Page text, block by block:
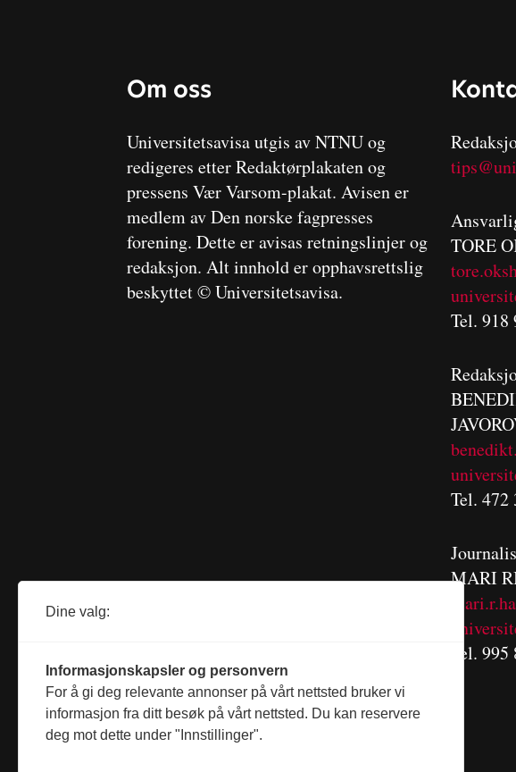
Om oss
Universitetsavisa utgis av NTNU og
redigeres etter Redaktørplakaten og
pressens Vær Varsom-plakat. Avisen er
medlem av Den norske fagpresses
forening. Dette er avisas retningslinjer og
redaksjon. Alt innhold er opphavsrettslig
beskyttet © Universitetsavisa.
TORE
Tel. 918
Tel. 472
MARI
Tel.
Dine valg:
Informasjonskapsler og personvern
For å gi deg relevante annonser på vårt nettsted bruker vi
informasjon fra ditt besøk på vårt nettsted. Du kan reservere
deg mot dette under "Innstillinger".